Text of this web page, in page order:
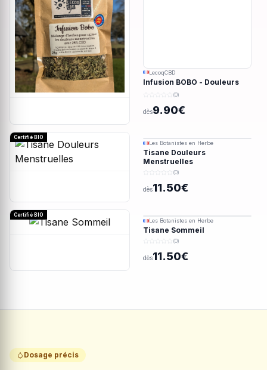
LecoqCBD
Infusion BOBO - Douleurs
menstruelles - 28g
(0)
dès9.90€
Certifié BIO
Les Botanistes en Herbe
Tisane Douleurs
Menstruelles
(0)
dès11.50€
Certifié BIO
Les Botanistes en Herbe
Tisane Sommeil
(0)
dès11.50€
Dosage précis